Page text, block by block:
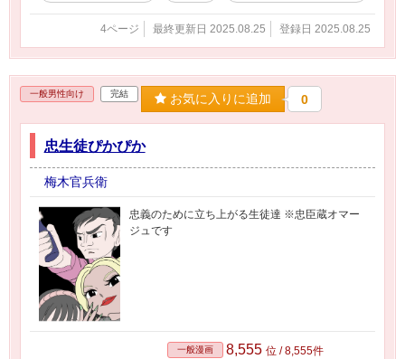
4ページ 最終更新日 2025.08.25 登録日 2025.08.25
一般男性向け 完結 お気に入りに追加 0
忠生徒ぴかぴか
梅木官兵衛
忠義のために立ち上がる生徒達 ※忠臣蔵オマー
ジュです
一般漫画 8,555 位 / 8,555件